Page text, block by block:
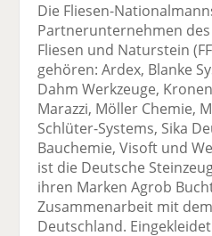
Die Fliesen-
Partnerunternehmen
Fliesen und Naturstein
gehören: Ardex, Blanke
Dahm Werkzeuge,
Marazzi, Möller Chemie,
Schlüter-Systems, Sika
Bauchemie, Visoft und
ist die Deutsche
ihren Marken Agrob
Zusammenarbeit mit
Deutschland.